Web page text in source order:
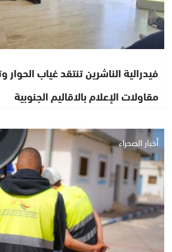
فيدرالية الناشرين تنتقد غياب الحوار
مقاولات الإعلام بالاقاليم الجنوبية
أخبار الصحراء